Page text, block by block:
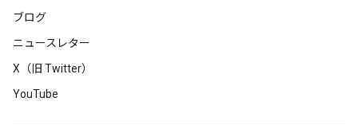
ブログ
ニュースレター
X（旧 Twitter）
YouTube